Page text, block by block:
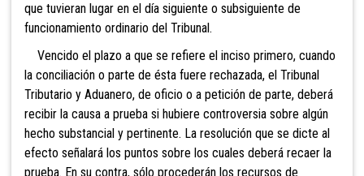
que tuvieran lugar en el día siguiente o subsiguiente de
funcionamiento ordinario del Tribunal.
Vencido el plazo a que se refiere el inciso primero, cuando
la conciliación o parte de ésta fuere rechazada, el Tribunal
Tributario y Aduanero, de oficio o a petición de parte, deberá
recibir la causa a prueba si hubiere controversia sobre algún
hecho substancial y pertinente. La resolución que se dicte al
efecto señalará los puntos sobre los cuales deberá recaer la
prueba. En su contra, sólo procederán los recursos de